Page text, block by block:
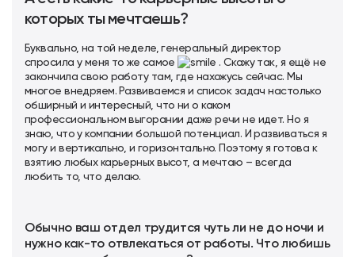
которых ты мечтаешь?
Буквально, на той неделе, генеральный директор
спросила у меня то же самое
. Скажу так, я ещё не
закончила свою работу там, где нахожусь сейчас. Мы
многое внедряем. Развиваемся и список задач настолько
обширный и интересный, что ни о каком
профессиональном выгорании даже речи не идет. Но я
знаю, что у компании большой потенциал. И развиваться я
могу и вертикально, и горизонтально. Поэтому я готова к
взятию любых карьерных высот, а мечтаю – всегда
любить то, что делаю.
Обычно ваш отдел трудится чуть ли не до ночи и
нужно как-то отвлекаться от работы. Что любишь